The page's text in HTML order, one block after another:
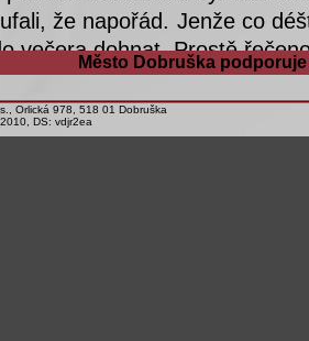
Město Dobruška
Orlická 978, 518 01 Dobruška
DS: vdjr2ea